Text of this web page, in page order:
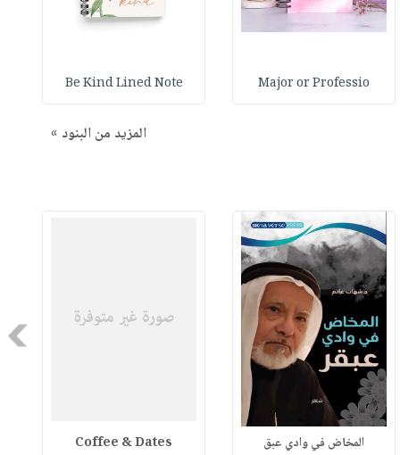
Major or Professio
Be Kind Lined Note
المزيد من البنود »
المخاض في وادي عبق Coffee & Dates